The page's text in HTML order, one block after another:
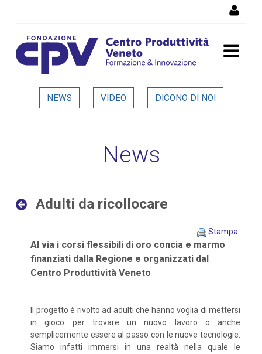
Adulti da ricollocare -
NEWS VIDEO DICONO DI NOI
News
Adulti da ricollocare
Stampa
Al via i corsi flessibili di oro concia e marmo
finanziati dalla Regione e organizzati dal
Centro Produttività Veneto
Il progetto è rivolto ad adulti che hanno voglia di mettersi
in gioco per trovare un nuovo lavoro o anche
semplicemente essere al passo con le nuove tecnologie.
Siamo infatti immersi in una realtà nella quale le